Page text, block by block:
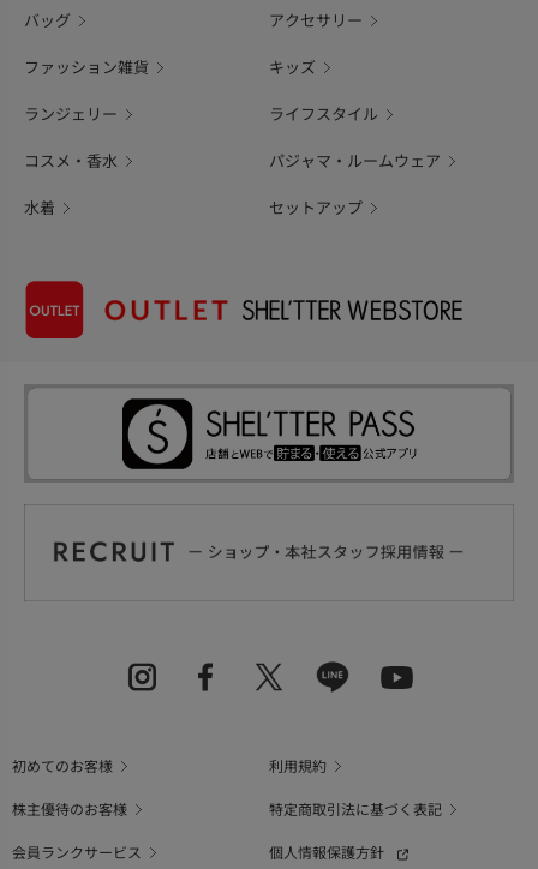
バッグ アクセサリー
ファッション雑貨 キッズ
ランジェリー ライフスタイル
コスメ・香水 パジャマ・ルームウェア
水着 セットアップ
初めてのお客様
利用規約
株主優待のお客様
特定商取引法に基づく表記
会員ランクサービス
個人情報保護方針